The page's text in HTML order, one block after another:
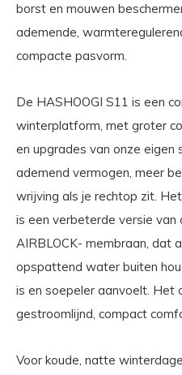
borst en mouwen
ademende,
compacte pasvorm.
De HASHOOGI S11 is een
winterplatform, met groter
en upgrades van onze
ademend vermogen, meer
wrijving als je rechtop zit.
is een verbeterde versie van
AIRBLOCK- membraan, dat
opspattend water buiten
is en soepeler aanvoelt. Het
gestroomlijnd, compact
Voor koude, natte